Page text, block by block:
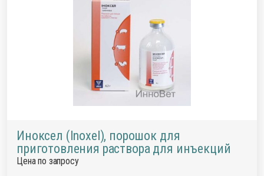
Иноксел (Inoxel), порошок для
приготовления раствора для инъекций
Цена по запросу